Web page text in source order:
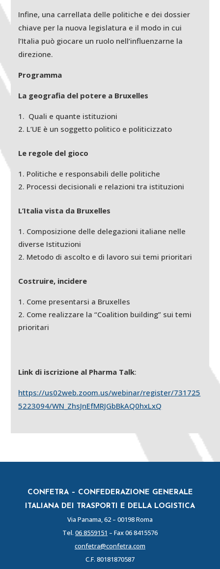
Infine, una carrellata delle politiche e dei dossier
chiave per la nuova legislatura e il modo in cui
l’Italia può giocare un ruolo nell’influenzarne la
direzione.
Programma
La geografia del potere a Bruxelles
Quali e quante istituzioni
L’UE è un soggetto politico e politicizzato
Le regole del gioco
Politiche e responsabili delle politiche
Processi decisionali e relazioni tra istituzioni
L’Italia vista da Bruxelles
Composizione delle delegazioni italiane nelle
diverse Istituzioni
Metodo di ascolto e di lavoro sui temi prioritari
Costruire, incidere
Come presentarsi a Bruxelles
Come realizzare la “Coalition building” sui temi
prioritari
Link di iscrizione al Pharma Talk:
https://us02web.zoom.us/webinar/register/731725
5223094/WN_ZhsJnEfMRJGbBkAQ0hxLxQ
CONFETRA – CONFEDERAZIONE GENERALE
ITALIANA DEI TRASPORTI E DELLA LOGISTICA
Via Panama, 62 – 00198 Roma
Tel. 06 8559151 – Fax 06 8415576
confetra@confetra.com
C.F. 80181870587